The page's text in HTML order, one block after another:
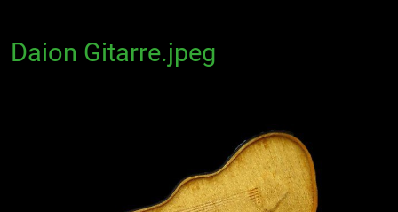
Daion Gitarre.jpeg